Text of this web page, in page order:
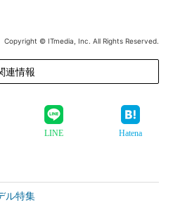
Copyright © ITmedia, Inc. All Rights Reserved.
連情報
LINE Hatena
ル特集